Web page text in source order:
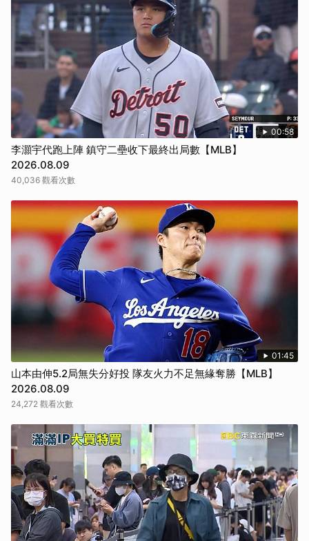
00:58
李灝宇代跑上陣 鎮守二壘收下最終出局數【MLB】
2026.08.09
40,036 觀看次數
01:45
山本由伸5.2局無失分好投 隊友火力不足無緣奪勝【MLB】
2026.08.09
24,272 觀看次數
取消